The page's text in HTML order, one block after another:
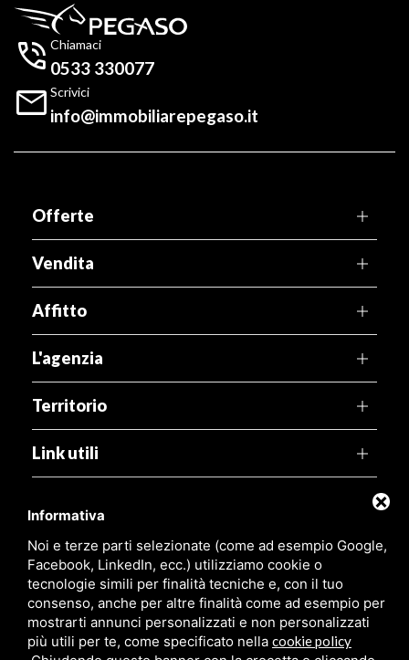
Informativa
Noi e terze parti selezionate (come ad esempio Google,
Facebook, LinkedIn, ecc.) utilizziamo cookie o
tecnologie simili per finalità tecniche e, con il tuo
consenso, anche per altre finalità come ad esempio per
mostrarti annunci personalizzati e non personalizzati
più utili per te, come specificato nella cookie policy
 Chiamaci
0533 330077
 Scrivici
info@immobiliarepegaso.it
Offerte
Vendita
Affitto
L'agenzia
Agenzia Pegaso
Viale Leonardo, 99,44029 Lido di Spina (FE)
P.Iva:01316480381
Territorio
Link utili